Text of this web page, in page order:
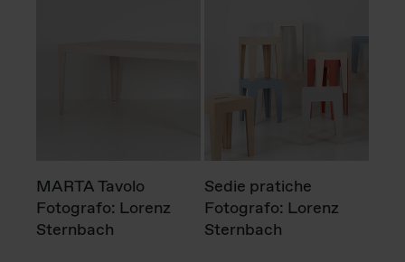
MARTA Tavolo
Fotografo: Lorenz
Sternbach
Sedie pratiche
Fotografo: Lorenz
Sternbach